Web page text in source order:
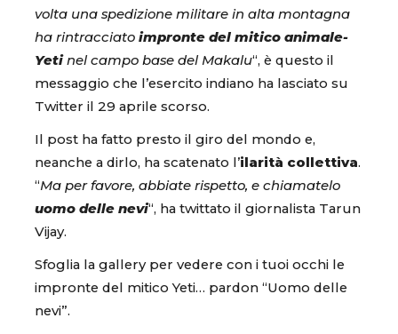
volta una spedizione militare in alta montagna
ha rintracciato impronte del mitico animale-
Yetinel campo base del Makalu“, è questo il
messaggio che l’esercito indiano ha lasciato su
Twitter il 29 aprile scorso.
Il post ha fatto presto il giro del mondo e,
neanche a dirlo, ha scatenato l’ilarità collettiva.
“Ma per favore, abbiate rispetto, e chiamatelo
uomo delle nevi“, ha twittato il giornalista Tarun
Vijay.
Sfoglia la gallery per vedere con i tuoi occhi le
impronte del mitico Yeti… pardon “Uomo delle
nevi”.